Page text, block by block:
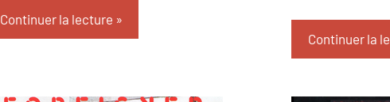
Continuer la lecture
Continuer la